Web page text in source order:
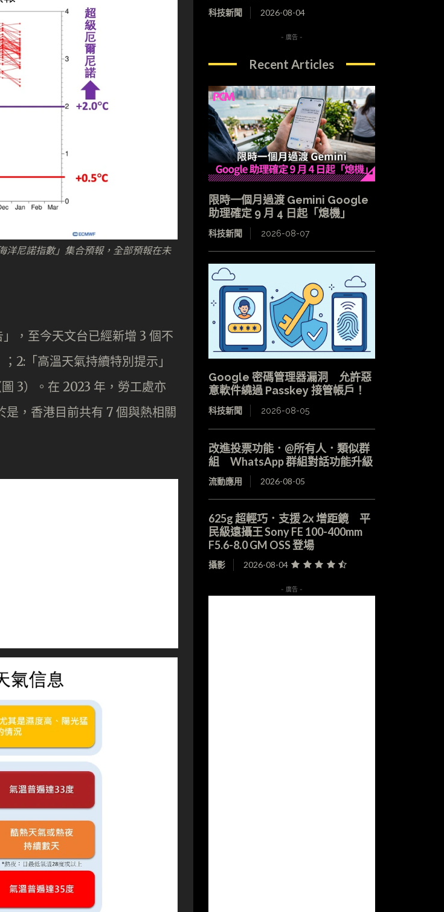
洋尼諾指數」集合預報，全部預報在未
，至今天文台已經新增 3 個不
2:「高溫天氣持續特別提示」
3）。在 2023 年，勞工處亦
，香港目前共有 7 個與熱相關
科技新聞 2026-08-04
- 廣告 -
Recent Articles
限時一個月過渡 Gemini Google
助理確定 9 月 4 日起「熄機」
科技新聞 2026-08-07
Google 密碼管理器漏洞 允許惡
意軟件繞過 Passkey 接管帳戶！
科技新聞 2026-08-05
改進投票功能．@所有人．類似群
組 WhatsApp 群組對話功能升級
流動應用 2026-08-05
625g 超輕巧．支援 2x 增距鏡 平
民級遠攝王 Sony FE 100-400mm
F5.6-8.0 GM OSS 登場
攝影 2026-08-04
- 廣告 -